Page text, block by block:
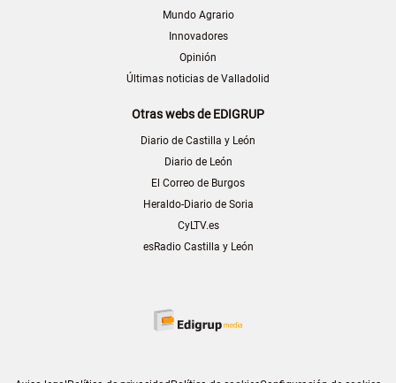
Mundo Agrario
Innovadores
Opinión
Últimas noticias de Valladolid
Otras webs de EDIGRUP
Diario de Castilla y León
Diario de León
El Correo de Burgos
Heraldo-Diario de Soria
CyLTV.es
esRadio Castilla y León